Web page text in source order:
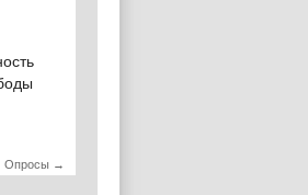
Опросы →